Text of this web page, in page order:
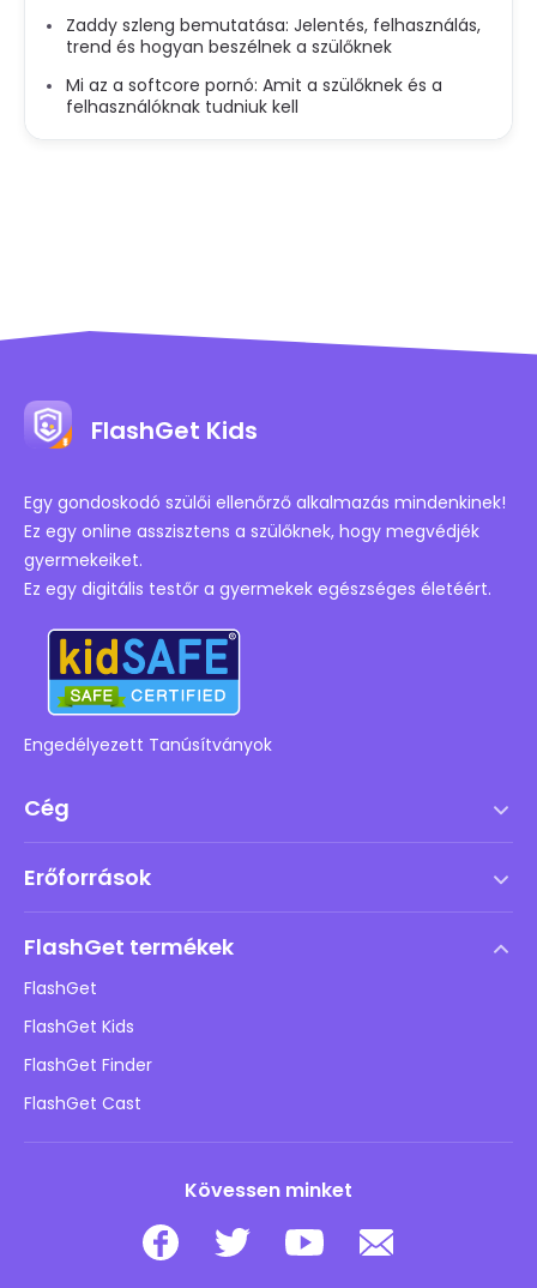
Zaddy szleng bemutatása: Jelentés, felhasználás,
trend és hogyan beszélnek a szülőknek
Mi az a softcore pornó: Amit a szülőknek és a
felhasználóknak tudniuk kell
FlashGet Kids
Egy gondoskodó szülői ellenőrző alkalmazás mindenkinek!
Ez egy online asszisztens a szülőknek, hogy megvédjék
gyermekeiket.
Ez egy digitális testőr a gyermekek egészséges életéért.
Engedélyezett Tanúsítványok
Cég
DMCA irányelv
Adatvédelmi irányelvek
Hirdetési irányelvek
Ne adja el az adataimat
Erőforrások
Gyermekek online biztonsága
Letöltés
FlashGet termékek
FlashGet
FlashGet Kids
FlashGet Finder
FlashGet Cast
Kövessen minket